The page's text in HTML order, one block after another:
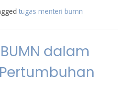
tugas menteri bumn
dalam